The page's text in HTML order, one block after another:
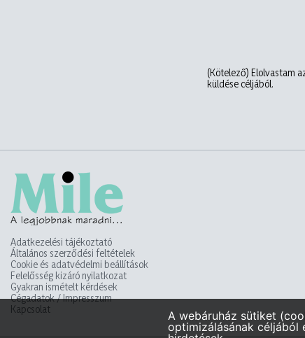
(Kötelező) Elolvastam
küldése céljából.
Adatkezelési tájékoztató
Általános szerződési feltételek
Cookie és adatvédelmi beállítások
Felelősség kizáró nyilatkozat
Gyakran ismételt kérdések
Cégadatok / Impresszum
Kapcsolat